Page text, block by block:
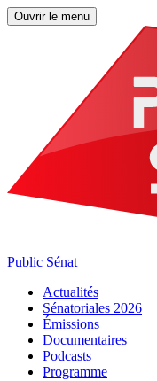
Ouvrir le menu
Public Sénat
Actualités
Sénatoriales 2026
Émissions
Documentaires
Podcasts
Programme